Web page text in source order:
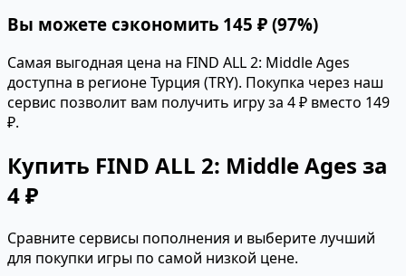
Вы можете сэкономить 145 ₽ (97%)
Самая выгодная цена на FIND ALL 2: Middle Ages
доступна в регионе Турция (TRY). Покупка через наш
сервис позволит вам получить игру за 4 ₽ вместо 149
₽.
Купить FIND ALL 2: Middle Ages за
4 ₽
Сравните сервисы пополнения и выберите лучший
для покупки игры по самой низкой цене.